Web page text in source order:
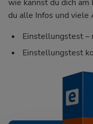
wie kannst du dich
du alle Infos und viele
Einstellungstest –
Einstellungstest